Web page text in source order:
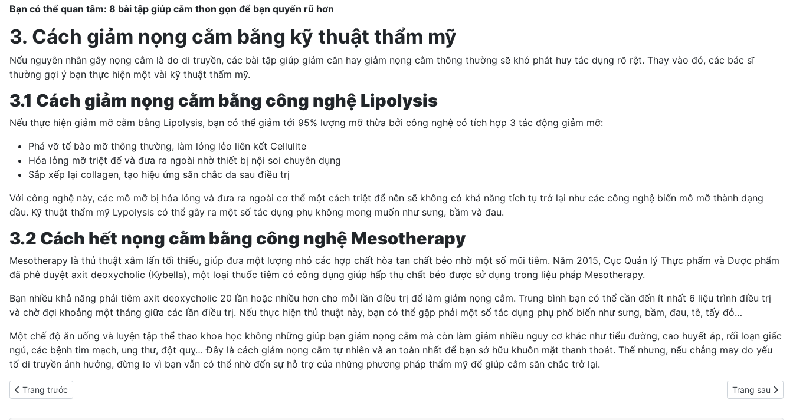
Bạn có thể quan tâm: 8 bài tập giúp cằm thon gọn để bạn quyến rũ hơn
3. Cách giảm nọng cằm bằng kỹ thuật thẩm mỹ
Nếu nguyên nhân gây nọng cằm là do di truyền, các bài tập giúp giảm cân hay giảm nọng cằm thông thường sẽ khó phát huy tác dụng rõ rệt. Thay vào đó, các bác sĩ
thường gợi ý bạn thực hiện một vài kỹ thuật thẩm mỹ.
3.1 Cách giảm nọng cằm bằng công nghệ Lipolysis
Nếu thực hiện giảm mỡ cằm bằng Lipolysis, bạn có thể giảm tới 95% lượng mỡ thừa bởi công nghệ có tích hợp 3 tác động giảm mỡ:
Phá vỡ tế bào mỡ thông thường, làm lỏng lẻo liên kết Cellulite
Hóa lỏng mỡ triệt để và đưa ra ngoài nhờ thiết bị nội soi chuyên dụng
Sắp xếp lại collagen, tạo hiệu ứng săn chắc da sau điều trị
Với công nghệ này, các mô mỡ bị hóa lỏng và đưa ra ngoài cơ thể một cách triệt để nên sẽ không có khả năng tích tụ trở lại như các công nghệ biến mô mỡ thành dạng
dầu. Kỹ thuật thẩm mỹ Lypolysis có thể gây ra một số tác dụng phụ không mong muốn như sưng, bầm và đau.
3.2 Cách hết nọng cằm bằng công nghệ Mesotherapy
Mesotherapy là thủ thuật xâm lấn tối thiểu, giúp đưa một lượng nhỏ các hợp chất hòa tan chất béo nhờ một số mũi tiêm. Năm 2015, Cục Quản lý Thực phẩm và Dược phẩm
đã phê duyệt axit deoxycholic (Kybella), một loại thuốc tiêm có công dụng giúp hấp thụ chất béo được sử dụng trong liệu pháp Mesotherapy.
Bạn nhiều khả năng phải tiêm axit deoxycholic 20 lần hoặc nhiều hơn cho mỗi lần điều trị để làm giảm nọng cằm. Trung bình bạn có thể cần đến ít nhất 6 liệu trình điều trị
và chờ đợi khoảng một tháng giữa các lần điều trị. Nếu thực hiện thủ thuật này, bạn có thể gặp phải một số tác dụng phụ phổ biến như sưng, bầm, đau, tê, tấy đỏ…
Một chế độ ăn uống và luyện tập thể thao khoa học không những giúp bạn giảm nọng cằm mà còn làm giảm nhiều nguy cơ khác như tiểu đường, cao huyết áp, rối loạn giấc
ngủ, các bệnh tim mạch, ung thư, đột quỵ… Đây là cách giảm nọng cằm tự nhiên và an toàn nhất để bạn sở hữu khuôn mặt thanh thoát. Thế nhưng, nếu chẳng may do yếu
tố di truyền ảnh hưởng, đừng lo vì bạn vẫn có thể nhờ đến sự hỗ trợ của những phương pháp thẩm mỹ để giúp cằm săn chắc trở lại.
Previous article: Thuốc điều trị béo phì nào an toàn với sức khỏe? Cách điều trị béo phì hiệu quả
Trang trước Next article:
Trang sau